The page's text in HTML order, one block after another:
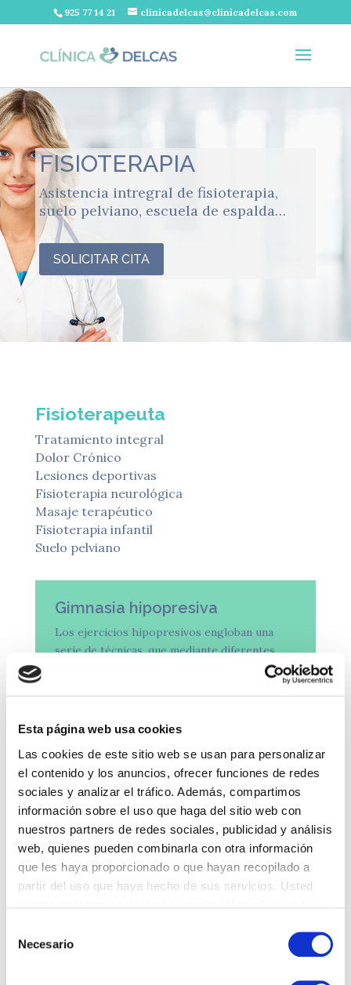
Esta página web usa cookies
Las cookies de este sitio web se usan para personalizar
el contenido y los anuncios, ofrecer funciones de redes
sociales y analizar el tráfico. Además, compartimos
información sobre el uso que haga del sitio web con
nuestros partners de redes sociales, publicidad y análisis
web, quienes pueden combinarla con otra información
que les haya proporcionado o que hayan recopilado a
partir del uso que haya hecho de sus servicios. Usted
Necesario
925 77 14 21 clinicadelcas@clinicadelcas.com
FISIOTERAPIA
Asistencia intregral de fisioterapia,
suelo pelviano, escuela de espalda…
SOLICITAR CITA
Fisioterapeuta
Tratamiento integral
Dolor Crónico
Lesiones deportivas
Fisioterapia neurológica
Masaje terapéutico
Fisioterapia infantil
Suelo pelviano
Gimnasia hipopresiva
Los ejercicios hipopresivos engloban una
serie de técnicas, que mediante diferentes
posturas y movimientos y por medio de una
contracción de nuestro músculo diafragma en
y de la faja abdominal.
Escuela de espalda
El riesgo de que aparezcan o se repitan
episodios de dolor de espalda influye en la
forma física general y está demostrado que el
sedentarismo aumenta el riego de padecer